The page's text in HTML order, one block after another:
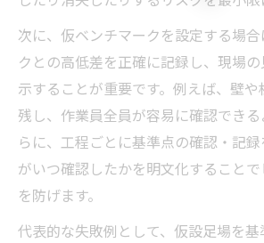
次に、仮ベンチマークを設定する場
クとの高低差を正確に記録し、現場
示することが重要です。例えば、壁
残し、作業員全員が容易に確認でき
らに、工程ごとに基準点の確認・記
がいつ確認したかを明文化すること
を防げます。
代表的な失敗例として、仮設足場を